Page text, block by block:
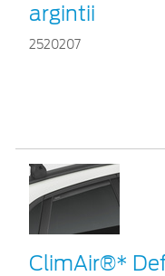
argintii
2520207
ClimAir®*